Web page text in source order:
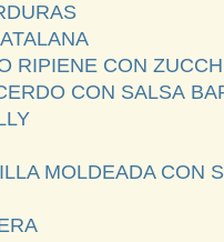
RIPIENE CON
CON SALSA
MOLDEADA CON